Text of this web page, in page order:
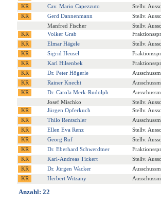
Cav. Mario Capezzuto
Stellv.
Gerd Dannenmann
Stellv.
Manfred Fischer
Stellv.
Volker Grab
Elmar Hägele
Stellv.
Sigrid Heusel
Karl Hilsenbek
Dr. Peter Högerle
Rainer Knecht
Dr. Carola Merk-Rudolph
Josef Mischko
Stellv.
Jürgen Opferkuch
Stellv.
Thilo Rentschler
Ellen Eva Renz
Stellv.
Georg Ruf
Stellv.
Dr. Eberhard Schwerdtner
Karl-Andreas Tickert
Stellv.
Dr. Jürgen Wacker
Herbert Witzany
Anzahl: 22